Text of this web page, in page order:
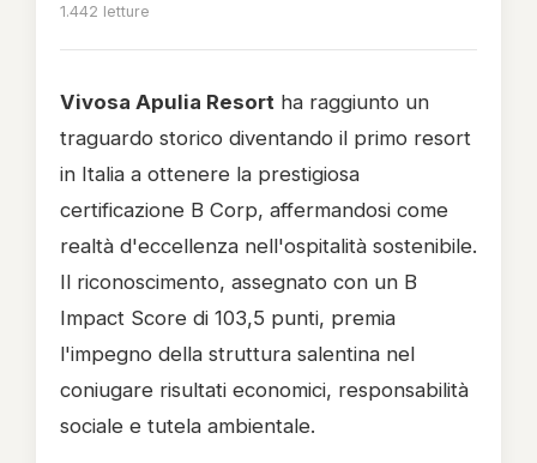
1.442 letture
Vivosa Apulia Resort ha raggiunto un
traguardo storico diventando il primo resort
in Italia a ottenere la prestigiosa
certificazione B Corp, affermandosi come
realtà d'eccellenza nell'ospitalità sostenibile.
Il riconoscimento, assegnato con un B
Impact Score di 103,5 punti, premia
l'impegno della struttura salentina nel
coniugare risultati economici, responsabilità
sociale e tutela ambientale.